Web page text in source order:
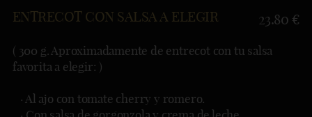
ENTRECOT CON SALSA A ELEGIR 23.80 €
( 300 g. Aproximadamente de entrecot con tu salsa
favorita a elegir: )
· Al ajo con tomate cherry y romero.